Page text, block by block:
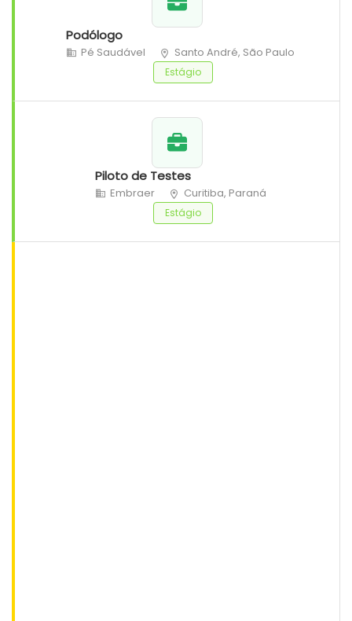
Podólogo
Pé Saudável Santo André, São Paulo
Estágio
Piloto de Testes
Embraer Curitiba, Paraná
Estágio